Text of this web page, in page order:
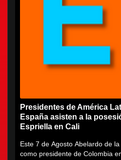
Presidentes de América
España asisten a la
Espriella en Cali
Este 7 de Agosto Abelardo de
como presidente de Colombia